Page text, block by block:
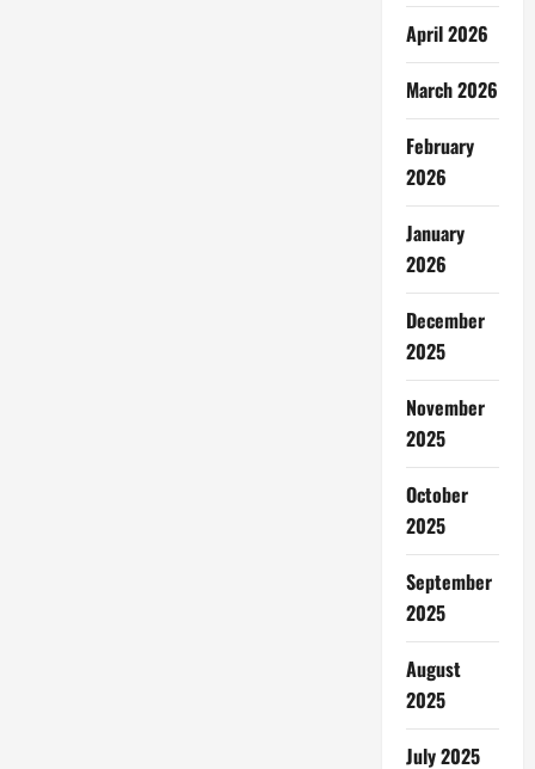
April 2026
March 2026
February
2026
January
2026
December
2025
November
2025
October
2025
September
2025
August
2025
July 2025